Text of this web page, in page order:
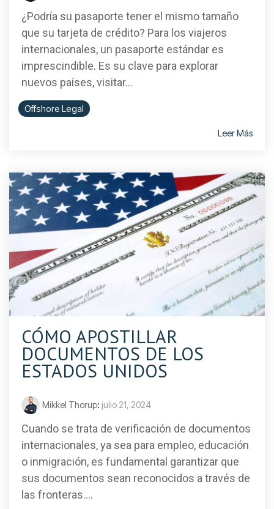
¿Podría su pasaporte tener el mismo tamaño
que su tarjeta de crédito? Para los viajeros
internacionales, un pasaporte estándar es
imprescindible. Es su clave para explorar
nuevos países, visitar...
Offshore Legal
Leer Más
CÓMO APOSTILLAR
DOCUMENTOS DE LOS
ESTADOS UNIDOS
Mikkel Thorup: julio 21, 2024
Cuando se trata de verificación de documentos
internacionales, ya sea para empleo, educación
o inmigración, es fundamental garantizar que
sus documentos sean reconocidos a través de
las fronteras....